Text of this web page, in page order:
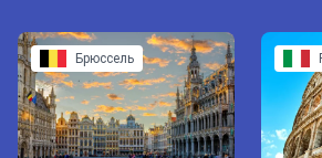
Брюссель